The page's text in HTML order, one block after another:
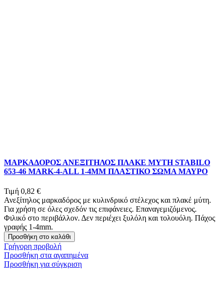
ΜΑΡΚΑΔΟΡΟΣ ΑΝΕΞΙΤΗΛΟΣ ΠΛΑΚΕ ΜΥΤΗ STABILO
653-46 MARK-4-ALL 1-4ΜΜ ΠΛΑΣΤΙΚΟ ΣΩΜΑ ΜΑΥΡΟ
Τιμή 0,82 €
Ανεξίτηλος μαρκαδόρος με κυλινδρικό στέλεχος και πλακέ μύτη.
Για χρήση σε όλες σχεδόν τις επιφάνειες. Επαναγεμιζόμενος.
Φιλικό στο περιβάλλον. Δεν περιέχει ξυλόλη και τολουόλη. Πάχος
γραφής 1-4mm.
Προσθήκη στο καλάθι
Γρήγορη προβολή
Προσθήκη στα αγαπημένα
Προσθήκη για σύγκριση